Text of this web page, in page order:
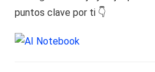
puntos clave por ti 👇